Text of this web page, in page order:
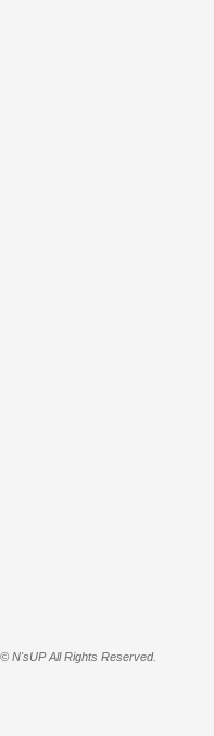
© N'sUP All Rights Reserved.